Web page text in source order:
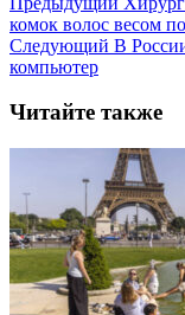
комок волос весом
Следующий В
компьютер
Читайте также